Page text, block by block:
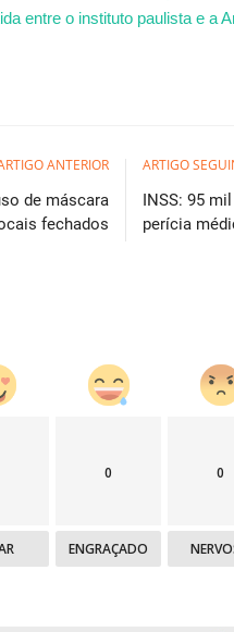
entre o instituto paulista e a
ANTERIOR
de máscara
fechados
ARTIGO
INSS: 95
perícia
0
ENGRAÇADO
0